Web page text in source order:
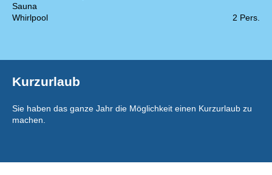
Sauna
Whirlpool
2 Pers.
Kurzurlaub
Sie haben das ganze Jahr die Möglichkeit einen Kurzurlaub zu
machen.